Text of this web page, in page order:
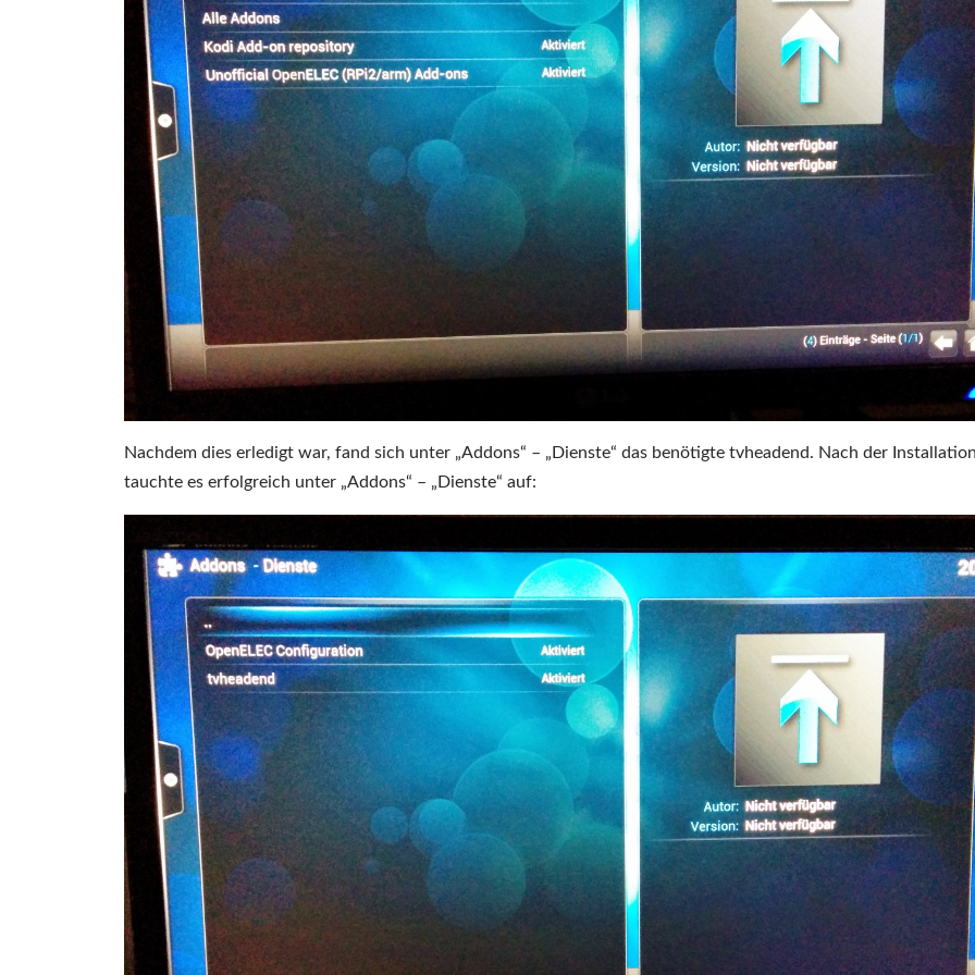
Nachdem dies erledigt war, fand sich unter „Addons“ – „Dienste“ das benötigte tvheadend. Nach der
tauchte es erfolgreich unter „Addons“ – „Dienste“ auf: